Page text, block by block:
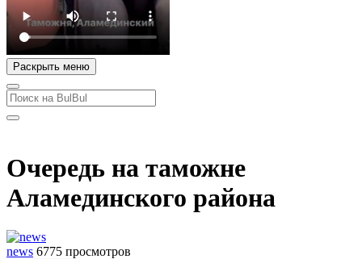
Раскрыть меню
Очередь на таможне
Аламединского района
news 6775 просмотров